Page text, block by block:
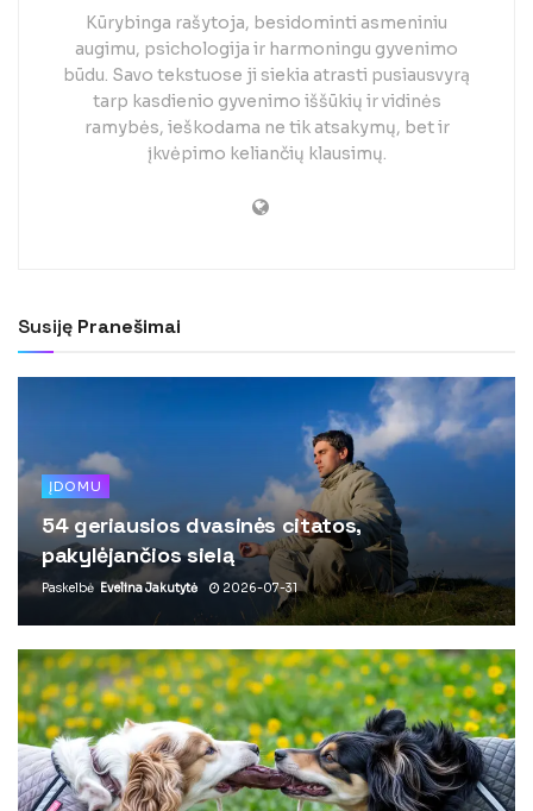
Kūrybinga rašytoja, besidominti asmeniniu
augimu, psichologija ir harmoningu gyvenimo
būdu. Savo tekstuose ji siekia atrasti pusiausvyrą
tarp kasdienio gyvenimo iššūkių ir vidinės
ramybės, ieškodama ne tik atsakymų, bet ir
įkvėpimo keliančių klausimų.
Susiję Pranešimai
ĮDOMU
54 geriausios dvasinės citatos,
pakylėjančios sielą
Paskelbė Evelina Jakutytė 2026-07-31